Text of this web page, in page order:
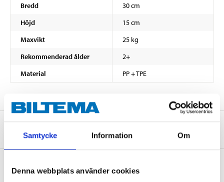
Samtycke Information Om
Denna webbplats använder cookies
Bredd
30 cm
Höjd
15 cm
Maxvikt
25 kg
Rekommenderad ålder
2+
Material
PP + TPE
Om tillverkaren